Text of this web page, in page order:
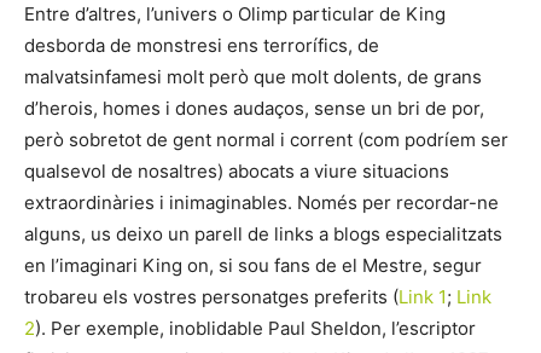
Entre d’altres, l’univers o Olimp particular de King
desborda de monstresi ens terrorífics, de
malvatsinfamesi molt però que molt dolents, de grans
d’herois, homes i dones audaços, sense un bri de por,
però sobretot de gent normal i corrent (com podríem ser
qualsevol de nosaltres) abocats a viure situacions
extraordinàries i inimaginables. Només per recordar-ne
alguns, us deixo un parell de links a blogs especialitzats
en l’imaginari King on, si sou fans de el Mestre, segur
trobareu els vostres personatges preferits (Link 1; Link
2). Per exemple, inoblidable Paul Sheldon, l’escriptor